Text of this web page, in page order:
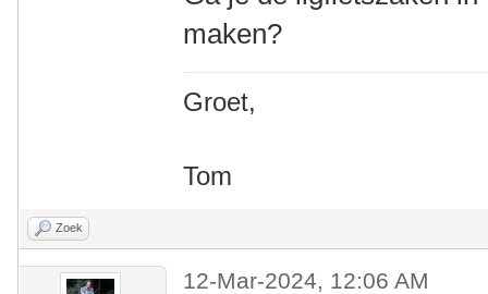
maken?
Groet,
Tom
Zoek
12-Mar-2024, 12:06 AM